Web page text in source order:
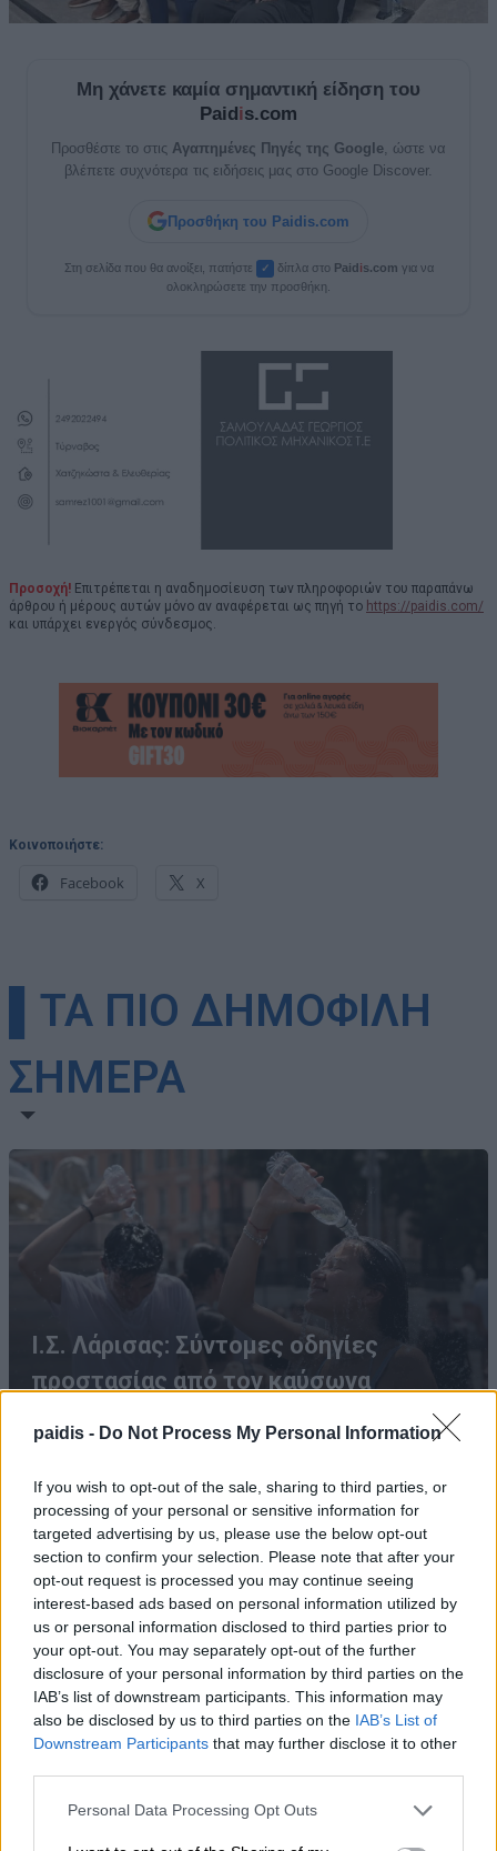
paidis - Do Not Process My Personal Information
If you wish to opt-out of the sale, sharing to third parties, or
processing of your personal or sensitive information for
targeted advertising by us, please use the below opt-out
section to confirm your selection. Please note that after your
opt-out request is processed you may continue seeing
interest-based ads based on personal information utilized by
us or personal information disclosed to third parties prior to
your opt-out. You may separately opt-out of the further
disclosure of your personal information by third parties on the
IAB’s list of downstream participants. This information may
also be disclosed by us to third parties on the IAB’s List of
Downstream Participants that may further disclose it to other
Personal Data Processing Opt Outs
Μη χάνετε καμία σημαντική είδηση του
Paidis.com
Προσθέστε το στις Αγαπημένες Πηγές της Google , ώστε να
βλέπετε συχνότερα τις ειδήσεις μας στο Google Discover.
Προσθήκη του Paidis.com
Στη σελίδα που θα ανοίξει, πατήστε ✓ δίπλα στο Paidis.com για να
ολοκληρώσετε την προσθήκη.
Προσοχή! Επιτρέπεται η αναδημοσίευση των πληροφοριών του παραπάνω
άρθρου ή μέρους αυτών μόνο αν αναφέρεται ως πηγή το https://paidis.com/
και υπάρχει ενεργός σύνδεσμος.
Κοινοποιήστε:
Facebook X
▌ΤΑ ΠΙΟ ΔΗΜΟΦΙΛΗ
ΣΗΜΕΡΑ
Ι.Σ. Λάρισας: Σύντομες οδηγίες
προστασίας από τον καύσωνα
ΛΑ.ΣΥ.: Η περιφερειακή αρχή κάνει πως δεν
βλέπει την συνεχιζόμενη εδώ και χρόνια
ρύπανση του Γκουσμπασανιώτη ποταμού